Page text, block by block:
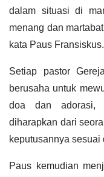
dalam situasi di
menang dan
kata Paus Fransiskus.
Setiap pastor
berusaha untuk
doa dan adorasi,
diharapkan dari
keputusannya
Paus kemudian